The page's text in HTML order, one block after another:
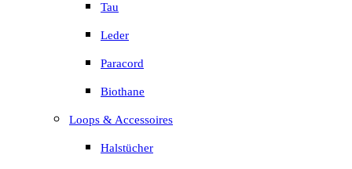
Tau
Leder
Paracord
Biothane
Loops & Accessoires
Halstücher